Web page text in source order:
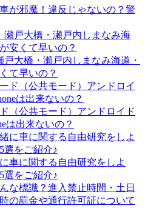
が邪魔！違反じゃないの？警
戸大橋・瀬戸内しまなみ海道・
て早いの？
（公共モード）アンドロイド
は出来ないの？
車に関する自由研究をしよ
選をご紹介♪